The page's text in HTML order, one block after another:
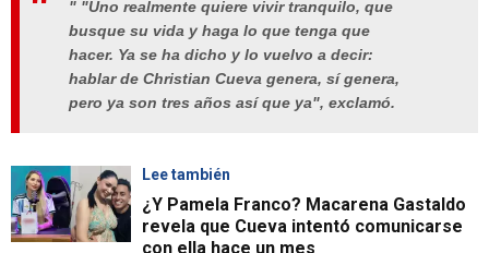
" "Uno realmente quiere vivir tranquilo, que
busque su vida y haga lo que tenga que
hacer. Ya se ha dicho y lo vuelvo a decir:
hablar de Christian Cueva genera, sí genera,
pero ya son tres años así que ya", exclamó.
Lee también
¿Y Pamela Franco? Macarena Gastaldo
revela que Cueva intentó comunicarse
con ella hace un mes